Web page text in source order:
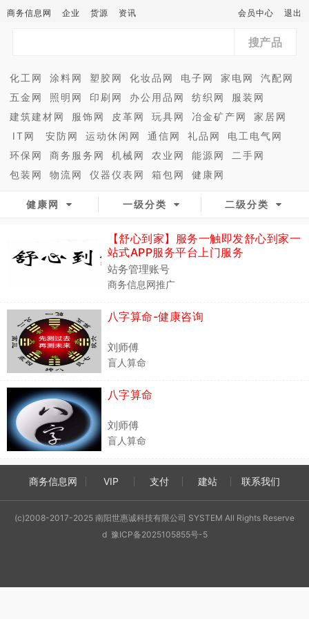
商务信息网 企业 货源 资讯 会员中心 退出
搜产品
化工网 涂料网 塑胶网 化妆品网 电子网 家电网
汽配网
五金网
照明网 印刷网 办公用品网 纺织网
服装网
建筑建材网
服饰网 皮革网 玩具网 冶金矿产网
家居网
IT网
安防网 运动休闲网 通信网 礼品网
电工电气网
环保网
商务服务网 机械网 农业网 能源网
二手网
包装网
物流网 仪器仪表网 箱包网 健康网
健康网 一级分类 二级分类
【舒心到家】服务一触即发舒心到家一
站式APP服务平台上门服务
站务管理账号
商务信息网推广
八字算命-健康咨询
刘师傅
盲人算命
八字算命
刘师傅
盲人算命
商务信息网 VIP 支付 建站 联系我们
(c)2008-2017-2025 南阳世惠诚科技有限公司 SYSTEM All Rights Reserve
d 豫ICP备2025105855号-5